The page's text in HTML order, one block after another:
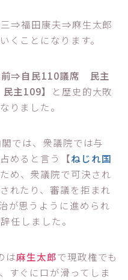
三⇒福田康夫⇒麻生太郎
くことになります。
前⇒自民110議席 民主
主109】
と歴史的大敗
りました。
閣では、衆議院では与
めると言う【ねじれ国
め、衆議院で可決され
れたり、審議を拒まれ
が思うように進められ
任しました。
は麻生太郎で現政権でも
すぐに口が滑ってしま